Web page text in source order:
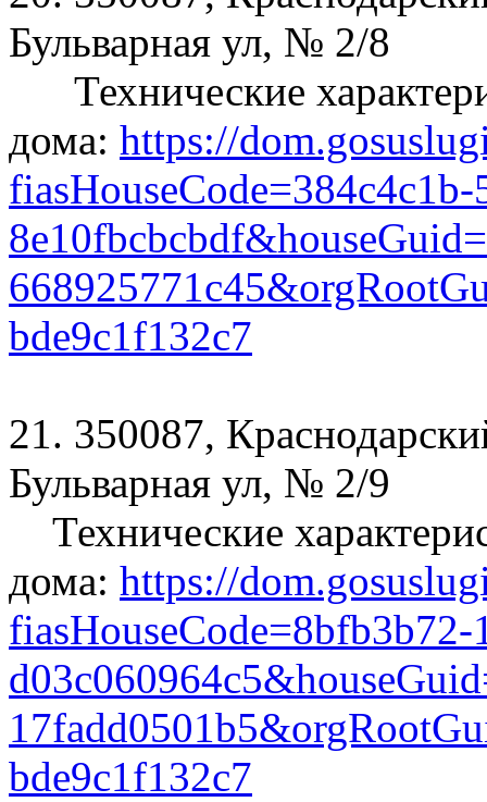
Бульварная ул, № 2/8
Технические
дома: https://
bde9c1f132c7
21. 350087,
Бульварная ул, № 2/9
Технические
дома: https://
bde9c1f132c7